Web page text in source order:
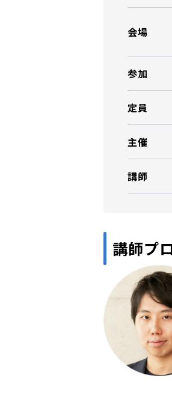
会場
参加
定員
主催
講師
講師プ